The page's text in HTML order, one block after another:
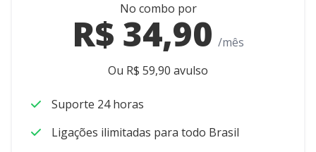
No combo por
R$ 34,90 /mês
Ou R$ 59,90 avulso
Suporte 24 horas
Ligações ilimitadas para todo Brasil